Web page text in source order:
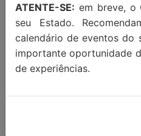
MAIORES INFORMAÇÕES:
ATENTE-SE: em breve, o
seu Estado.
calendário de eventos do
importante oportunidade
de experiências.